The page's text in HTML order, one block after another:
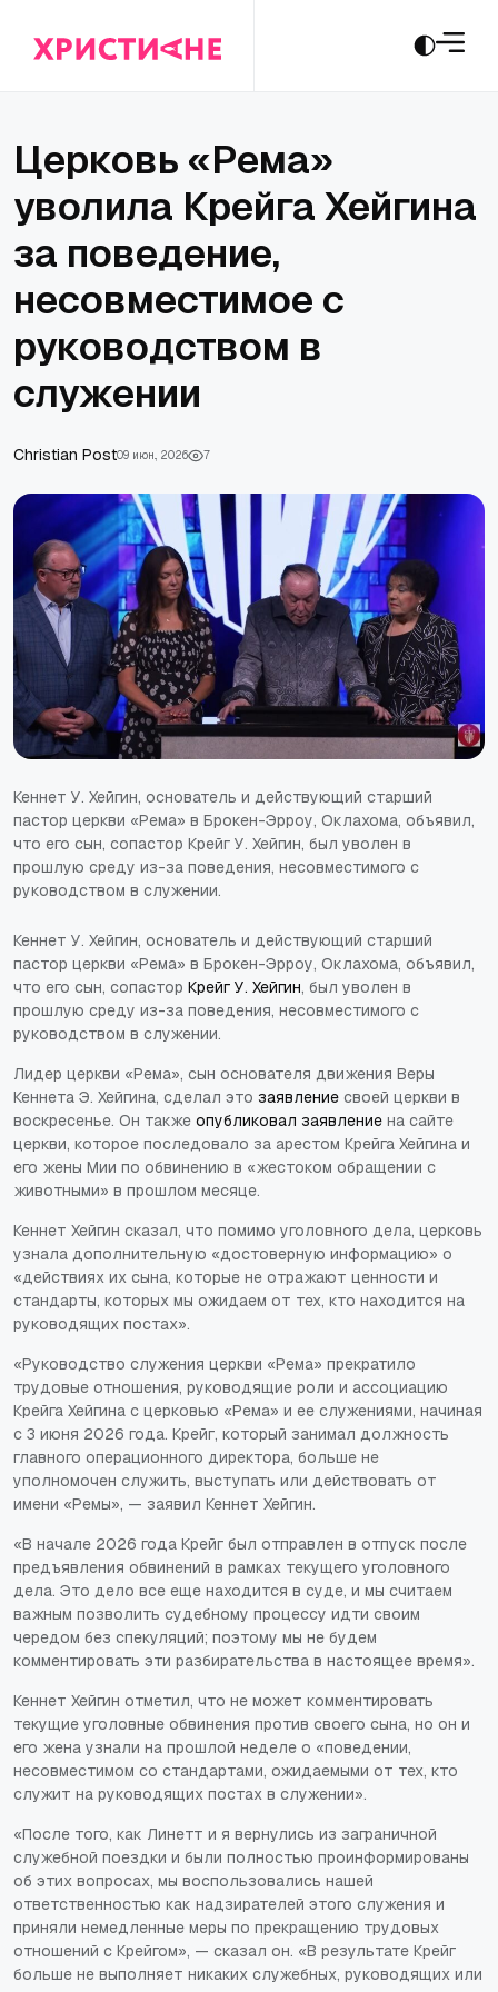
Церковь «Рема»
уволила Крейга Хейгина
за поведение,
несовместимое с
руководством в
служении
Сhristian Post09 июн., 2026 7
Кеннет У. Хейгин, основатель и действующий старший
пастор церкви «Рема» в Брокен-Эрроу, Оклахома, объявил,
что его сын, сопастор Крейг У. Хейгин, был уволен в
прошлую среду из-за поведения, несовместимого с
руководством в служении.
Кеннет У. Хейгин, основатель и действующий старший
пастор церкви «Рема» в Брокен-Эрроу, Оклахома, объявил,
что его сын, сопастор Крейг У. Хейгин, был уволен в
прошлую среду из-за поведения, несовместимого с
руководством в служении.
Лидер церкви «Рема», сын основателя движения Веры
Кеннета Э. Хейгина, сделал это заявление своей церкви в
воскресенье. Он также опубликовал заявление на сайте
церкви, которое последовало за арестом Крейга Хейгина и
его жены Мии по обвинению в «жестоком обращении с
животными» в прошлом месяце.
Кеннет Хейгин сказал, что помимо уголовного дела, церковь
узнала дополнительную «достоверную информацию» о
«действиях их сына, которые не отражают ценности и
стандарты, которых мы ожидаем от тех, кто находится на
руководящих постах».
«Руководство служения церкви «Рема» прекратило
трудовые отношения, руководящие роли и ассоциацию
Крейга Хейгина с церковью «Рема» и ее служениями, начиная
с 3 июня 2026 года. Крейг, который занимал должность
главного операционного директора, больше не
уполномочен служить, выступать или действовать от
имени «Ремы», — заявил Кеннет Хейгин.
«В начале 2026 года Крейг был отправлен в отпуск после
предъявления обвинений в рамках текущего уголовного
дела. Это дело все еще находится в суде, и мы считаем
важным позволить судебному процессу идти своим
чередом без спекуляций; поэтому мы не будем
комментировать эти разбирательства в настоящее время».
Кеннет Хейгин отметил, что не может комментировать
текущие уголовные обвинения против своего сына, но он и
его жена узнали на прошлой неделе о «поведении,
несовместимом со стандартами, ожидаемыми от тех, кто
служит на руководящих постах в служении».
«После того, как Линетт и я вернулись из заграничной
служебной поездки и были полностью проинформированы
об этих вопросах, мы воспользовались нашей
ответственностью как надзирателей этого служения и
приняли немедленные меры по прекращению трудовых
отношений с Крейгом», — сказал он. «В результате Крейг
больше не выполняет никаких служебных, руководящих или